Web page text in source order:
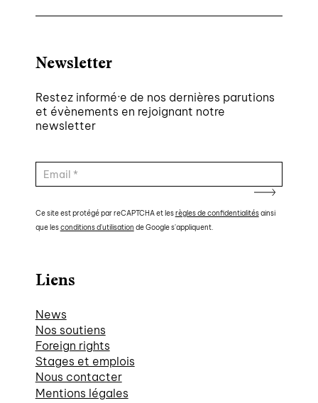
Newsletter
Restez informé·e de nos dernières parutions
et évènements en rejoignant notre
newsletter
Ce site est protégé par reCAPTCHA et lesrègles de confidentialitésainsi
que lesconditions d'utilisation de Google s'appliquent.
Liens
News
Nos soutiens
Foreign rights
Stages et emplois
Nous contacter
Mentions légales